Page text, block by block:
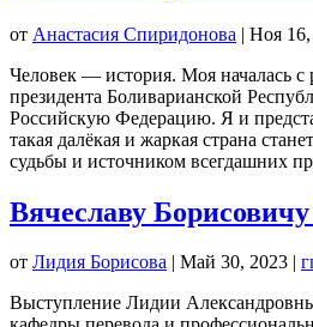
от Анастасия Спиридонова | Ноя
Человек — история. Моя началась с
президента Боливарианской
Российскую Федерацию. Я и
такая далёкая и жаркая страна
судьбы и источником всегдашних
Вячеславу
от Лидия Борисова | Май 30, 2023 |
Выступление Лидии